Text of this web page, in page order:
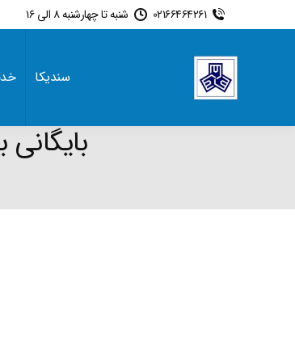
02166464261 شنبه تا چهارشنبه 8 الی 16
سندیکا